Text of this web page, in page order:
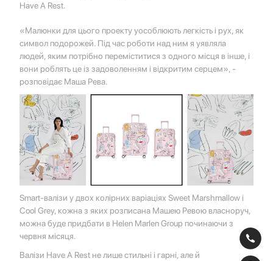
Have A Rest.
«Малюнки для цього проекту уособлюють легкість і рух, як
символ подорожей. Під час роботи над ним я уявляла
людей, яким потрібно переміститися з одного місця в інше, і
вони роблять це із задоволенням і відкритим серцем», -
розповідає Маша Рева.
Smart-валізи у двох колірних варіаціях Sweet Marshmallow і
Cool Grey, кожна з яких розписана Машею Ревою власноруч,
можна буде придбати в Helen Marlen Group починаючи з
червня місяця.
Валізи Have A Rest не лише стильні і гарні, але й